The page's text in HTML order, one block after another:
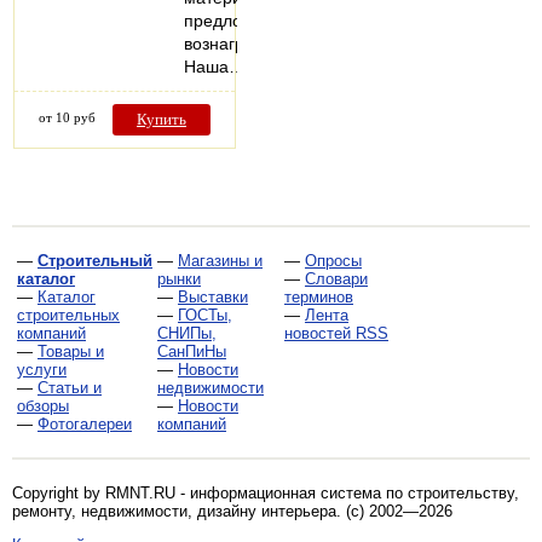
предложит
вознаграждение.
Наша…
от 10 руб Купить
— Строительный
каталог
— Каталог
строительных
компаний
— Товары и
услуги
— Статьи и
обзоры
— Фотогалереи
— Магазины и
рынки
— Выставки
— ГОСТы,
СНИПы,
СанПиНы
— Новости
недвижимости
— Новости
компаний
— Опросы
— Словари
терминов
— Лента
новостей RSS
Copyright by RMNT.RU - информационная система по строительству,
ремонту, недвижимости, дизайну интерьера . (c) 2002—2026